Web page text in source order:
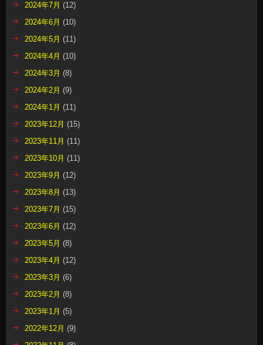
2024年7月 (12)
2024年6月 (10)
2024年5月 (11)
2024年4月 (10)
2024年3月 (8)
2024年2月 (9)
2024年1月 (11)
2023年12月 (15)
2023年11月 (11)
2023年10月 (11)
2023年9月 (12)
2023年8月 (13)
2023年7月 (15)
2023年6月 (12)
2023年5月 (8)
2023年4月 (12)
2023年3月 (6)
2023年2月 (8)
2023年1月 (5)
2022年12月 (9)